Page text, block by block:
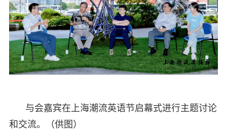
与会嘉宾在上海潮流英语节启幕式进行主题讨论
和交流。（供图）